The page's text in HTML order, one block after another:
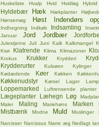
Huskeliste
Hvalp Hvid Hvidløg Hybrid
Hyldebær Hæk Hækplanter
Hønsemøg
Høst Indendørs
Indhegning
Indkøb Indsamling
Januar
Jord Jordbær
Julestjerne
Juli Juni Kalk Kalkmangel
Kiwi Klatrende Klima Klimazoner
Krokus Krukker Krydderi
Krydderurter
Kulsøen Kylinger
Kødædende
Køer Køkken
Køkkenudstyr Kørsel Lager
Loppemarked Luftrensende planter
Lægeplanter Læhegn Løg
Maler
Maling Mariehøns Marken
Mistbænk Modne Muld Muslinger
Narcisser Narcissus Narre æg Nedlagt